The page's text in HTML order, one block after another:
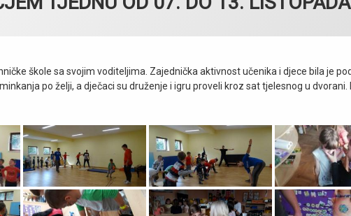
škole sa svojim voditeljima. Zajednička aktivnost učenika i djece bila je
po želji, a dječaci su druženje i igru proveli kroz sat tjelesnog u dvorani.